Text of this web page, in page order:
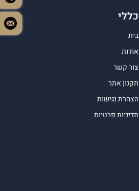
כללי
בית
אודות
צור קשר
תקנון אתר
הצהרת נגישות
מדיניות פרטיות